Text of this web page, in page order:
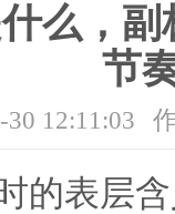
么，
节
12:11:03
的表层